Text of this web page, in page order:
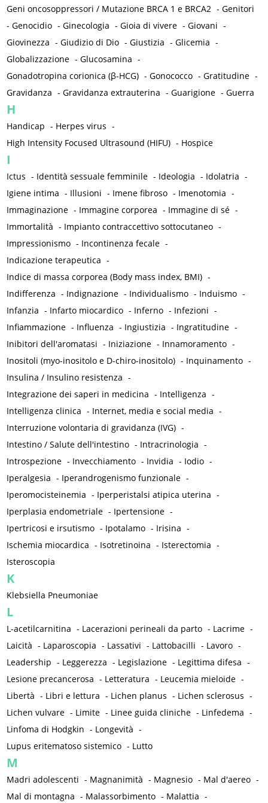
Geni oncosoppressori / Mutazione BRCA 1 e BRCA2 -Genitori
-Genocidio -Ginecologia -Gioia di vivere -Giovani -
Giovinezza -Giudizio di Dio -Giustizia -Glicemia -
Globalizzazione -Glucosamina -
Gonadotropina corionica (β-HCG) -Gonococco -Gratitudine -
Gravidanza -Gravidanza extrauterina -Guarigione -Guerra
H
Handicap - Herpes virus -
High Intensity Focused Ultrasound (HIFU) - Hospice
I
Ictus - Identità sessuale femminile - Ideologia - Idolatria -
Igiene intima - Illusioni - Imene fibroso - Imenotomia -
Immaginazione - Immagine corporea - Immagine di sé -
Immortalità - Impianto contraccettivo sottocutaneo -
Impressionismo - Incontinenza fecale -
Indicazione terapeutica -
Indice di massa corporea (Body mass index, BMI) -
Indifferenza - Indignazione - Individualismo - Induismo -
Infanzia - Infarto miocardico - Inferno - Infezioni -
Infiammazione - Influenza - Ingiustizia - Ingratitudine -
Inibitori dell'aromatasi - Iniziazione - Innamoramento -
Inositoli (myo-inositolo e D-chiro-inositolo) - Inquinamento -
Insulina / Insulino resistenza -
Integrazione dei saperi in medicina - Intelligenza -
Intelligenza clinica - Internet, media e social media -
Interruzione volontaria di gravidanza (IVG) -
Intestino / Salute dell'intestino - Intracrinologia -
Introspezione - Invecchiamento - Invidia - Iodio -
Iperalgesia - Iperandrogenismo funzionale -
Iperomocisteinemia - Iperperistalsi atipica uterina -
Iperplasia endometriale - Ipertensione -
Ipertricosi e irsutismo - Ipotalamo - Irisina -
Ischemia miocardica - Isotretinoina - Isterectomia -
Isteroscopia
K
Klebsiella Pneumoniae
L
L-acetilcarnitina - Lacerazioni perineali da parto - Lacrime -
Laicità - Laparoscopia - Lassativi - Lattobacilli - Lavoro -
Leadership - Leggerezza - Legislazione - Legittima difesa -
Lesione precancerosa - Letteratura - Leucemia mieloide -
Libertà - Libri e lettura - Lichen planus - Lichen sclerosus -
Lichen vulvare - Limite - Linee guida cliniche - Linfedema -
Linfoma di Hodgkin - Longevità -
Lupus eritematoso sistemico - Lutto
M
Madri adolescenti - Magnanimità - Magnesio - Mal d'aereo -
Mal di montagna - Malassorbimento - Malattia -